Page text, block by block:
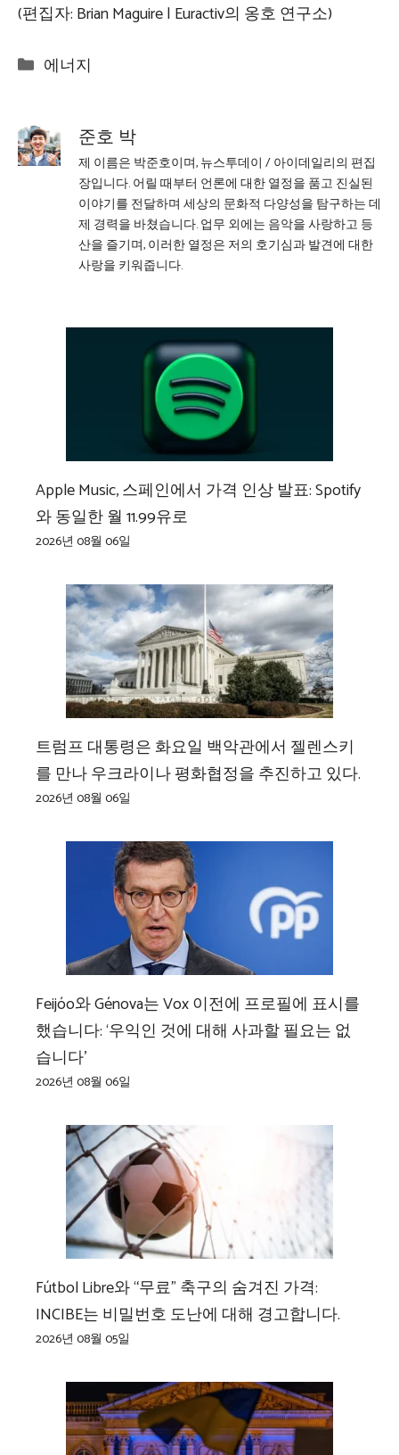
(편집자: Brian Maguire | Euractiv의 옹호 연구소)
Categories
에너지
준호 박
제 이름은 박준호이며, 뉴스투데이 / 아이데일리의 편집
장입니다. 어릴 때부터 언론에 대한 열정을 품고 진실된
이야기를 전달하며 세상의 문화적 다양성을 탐구하는 데
제 경력을 바쳤습니다. 업무 외에는 음악을 사랑하고 등
산을 즐기며, 이러한 열정은 저의 호기심과 발견에 대한
사랑을 키워줍니다.
Apple Music, 스페인에서 가격 인상 발표: Spotify
와 동일한 월 11.99유로
2026년 08월 06일
트럼프 대통령은 화요일 백악관에서 젤렌스키
를 만나 우크라이나 평화협정을 추진하고 있다.
2026년 08월 06일
Feijóo와 Génova는 Vox 이전에 프로필에 표시를
했습니다: ‘우익인 것에 대해 사과할 필요는 없
습니다’
2026년 08월 06일
Fútbol Libre와 “무료” 축구의 숨겨진 가격:
INCIBE는 비밀번호 도난에 대해 경고합니다.
2026년 08월 05일